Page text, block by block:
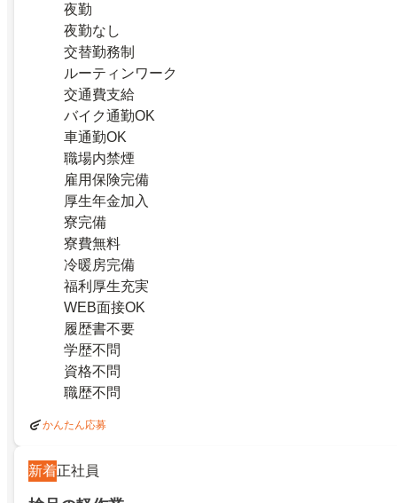
夜勤
夜勤なし
交替勤務制
ルーティンワーク
交通費支給
バイク通勤OK
車通勤OK
職場内禁煙
雇用保険完備
厚生年金加入
寮完備
寮費無料
冷暖房完備
福利厚生充実
WEB面接OK
履歴書不要
学歴不問
資格不問
職歴不問
かんたん応募
新着正社員